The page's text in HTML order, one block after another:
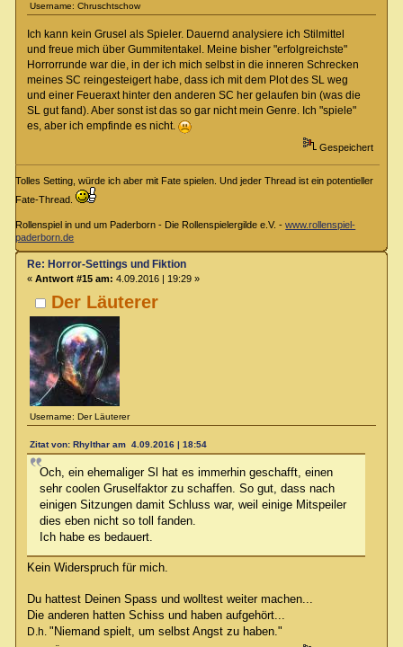
Username: Chruschtschow
Ich kann kein Grusel als Spieler. Dauernd analysiere ich Stilmittel
und freue mich über Gummitentakel. Meine bisher "erfolgreichste"
Horrorrunde war die, in der ich mich selbst in die inneren Schrecken
meines SC reingesteigert habe, dass ich mit dem Plot des SL weg
und einer Feueraxt hinter den anderen SC her gelaufen bin (was die
SL gut fand). Aber sonst ist das so gar nicht mein Genre. Ich "spiele"
es, aber ich empfinde es nicht.
Gespeichert
Tolles Setting, würde ich aber mit Fate spielen. Und jeder Thread ist ein potentieller
Fate-Thread.
Rollenspiel in und um Paderborn - Die Rollenspielergilde e.V. -www.rollenspiel-
paderborn.de
Der Läuterer
Username: Der Läuterer
Re: Horror-Settings und Fiktion
« Antwort #15 am: 4.09.2016 | 19:29 »
Zitat von: Rhylthar am 4.09.2016 | 18:54
Och, ein ehemaliger Sl hat es immerhin geschafft, einen
sehr coolen Gruselfaktor zu schaffen. So gut, dass nach
einigen Sitzungen damit Schluss war, weil einige Mitspeiler
dies eben nicht so toll fanden.
Ich habe es bedauert.
Kein Widerspruch für mich.
Du hattest Deinen Spass und wolltest weiter machen...
Die anderen hatten Schiss und haben aufgehört...
D.h. "Niemand spielt, um selbst Angst zu haben."